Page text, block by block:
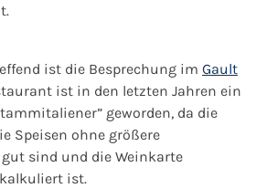
ist die Besprechung im Gault
ist in den letzten Jahren ein
geworden, da die
Speisen ohne größere
sind und die Weinkarte
ist.